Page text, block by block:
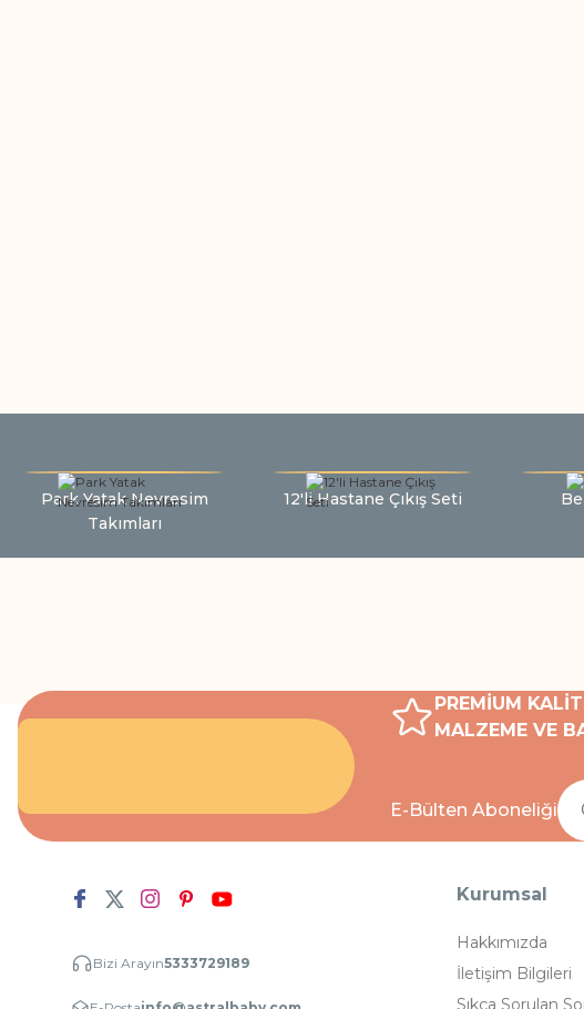
Park Yatak Nevresim
Takımları
12'li Hastane Çıkış Seti
PREMİUM
MALZEME VE
E-Bülten Aboneliği
Bizi Arayın5333729189
Kurumsal
Hakkımızda
İletişim Bilgileri
Sıkça Sorulan